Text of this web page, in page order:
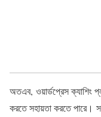
অতএব, ওয়ার্ডপ্রেস ক্যাশিং
করতে সহায়তা করতে পারে।